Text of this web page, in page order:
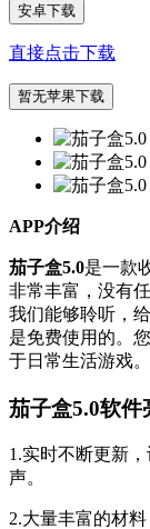
安卓下载
直接点击下载
暂无苹果下载
APP介绍
茄子盒5.0是一款
非常丰富，没有
我们能够聆听，
是免费使用的。
于日常生活游戏。
茄子盒5.0软件
1.实时不断更新
声。
2.大量丰富的材